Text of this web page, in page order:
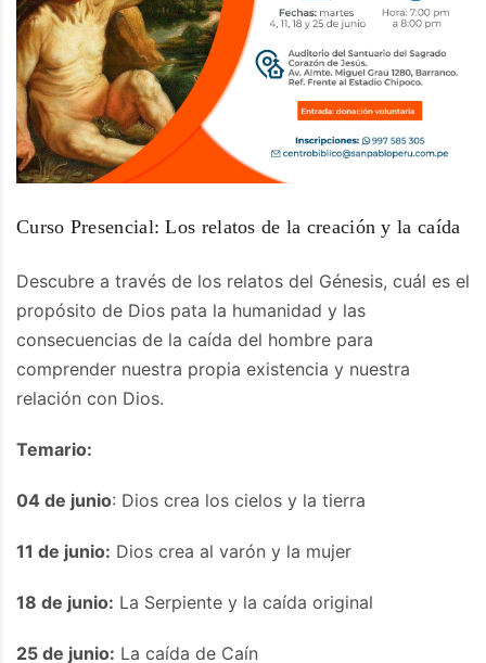
Curso Presencial: Los relatos de la creación y la caída
Descubre a través de los relatos del Génesis, cuál es el
propósito de Dios pata la humanidad y las
consecuencias de la caída del hombre para
comprender nuestra propia existencia y nuestra
relación con Dios.
Temario:
04 de junio: Dios crea los cielos y la tierra
11 de junio: Dios crea al varón y la mujer
18 de junio: La Serpiente y la caída original
25 de junio: La caída de Caín